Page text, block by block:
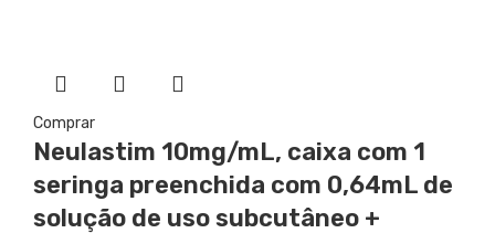
Comprar
Neulastim 10mg/mL, caixa com 1
seringa preenchida com 0,64mL de
solução de uso subcutâneo +